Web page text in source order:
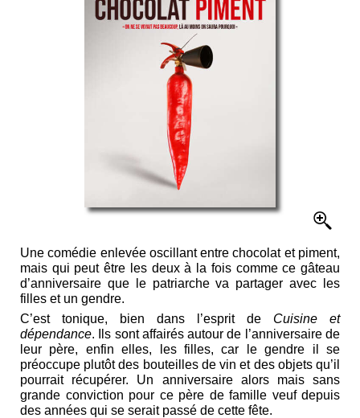
Une comédie enlevée oscillant entre chocolat et piment,
mais qui peut être les deux à la fois comme ce gâteau
d’anniversaire que le patriarche va partager avec les
filles et un gendre.
C’est tonique, bien dans l’esprit de Cuisine et
dépendance. Ils sont affairés autour de l’anniversaire de
leur père, enfin elles, les filles, car le gendre il se
préoccupe plutôt des bouteilles de vin et des objets qu’il
pourrait récupérer. Un anniversaire alors mais sans
grande conviction pour ce père de famille veuf depuis
des années qui se serait passé de cette fête.